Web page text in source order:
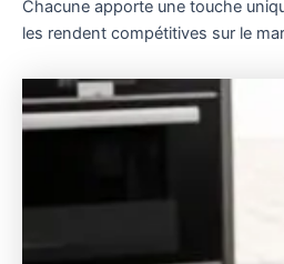
Chacune apporte une touche
les rendent compétitives sur le